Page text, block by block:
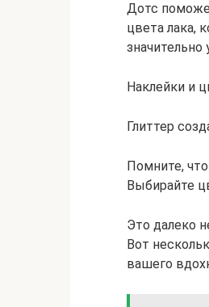
Дотс
цвета лака,
значительно
Наклейки и
Глиттер
Помните,
Выбирайте
Это далеко
Вот
вашего